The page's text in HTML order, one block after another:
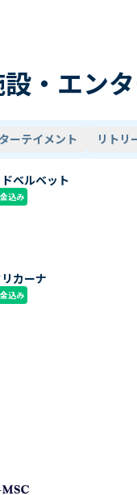
・エン
ーテイメント リトリ
ドベルベット
込み
カーナ
込み